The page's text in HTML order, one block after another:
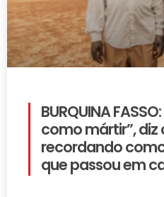
BURQUINA
como mártir”,
recordando
que passou em